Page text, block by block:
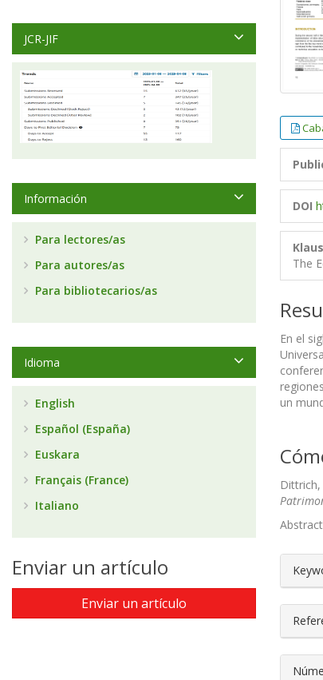
DOI
The
En el
un
JCR-JIF
Información
Para lectores/as
Para autores/as
Para bibliotecarios/as
Idioma
English
Español (España)
Euskara
Français (France)
Italiano
Enviar un artículo
Enviar un artículo